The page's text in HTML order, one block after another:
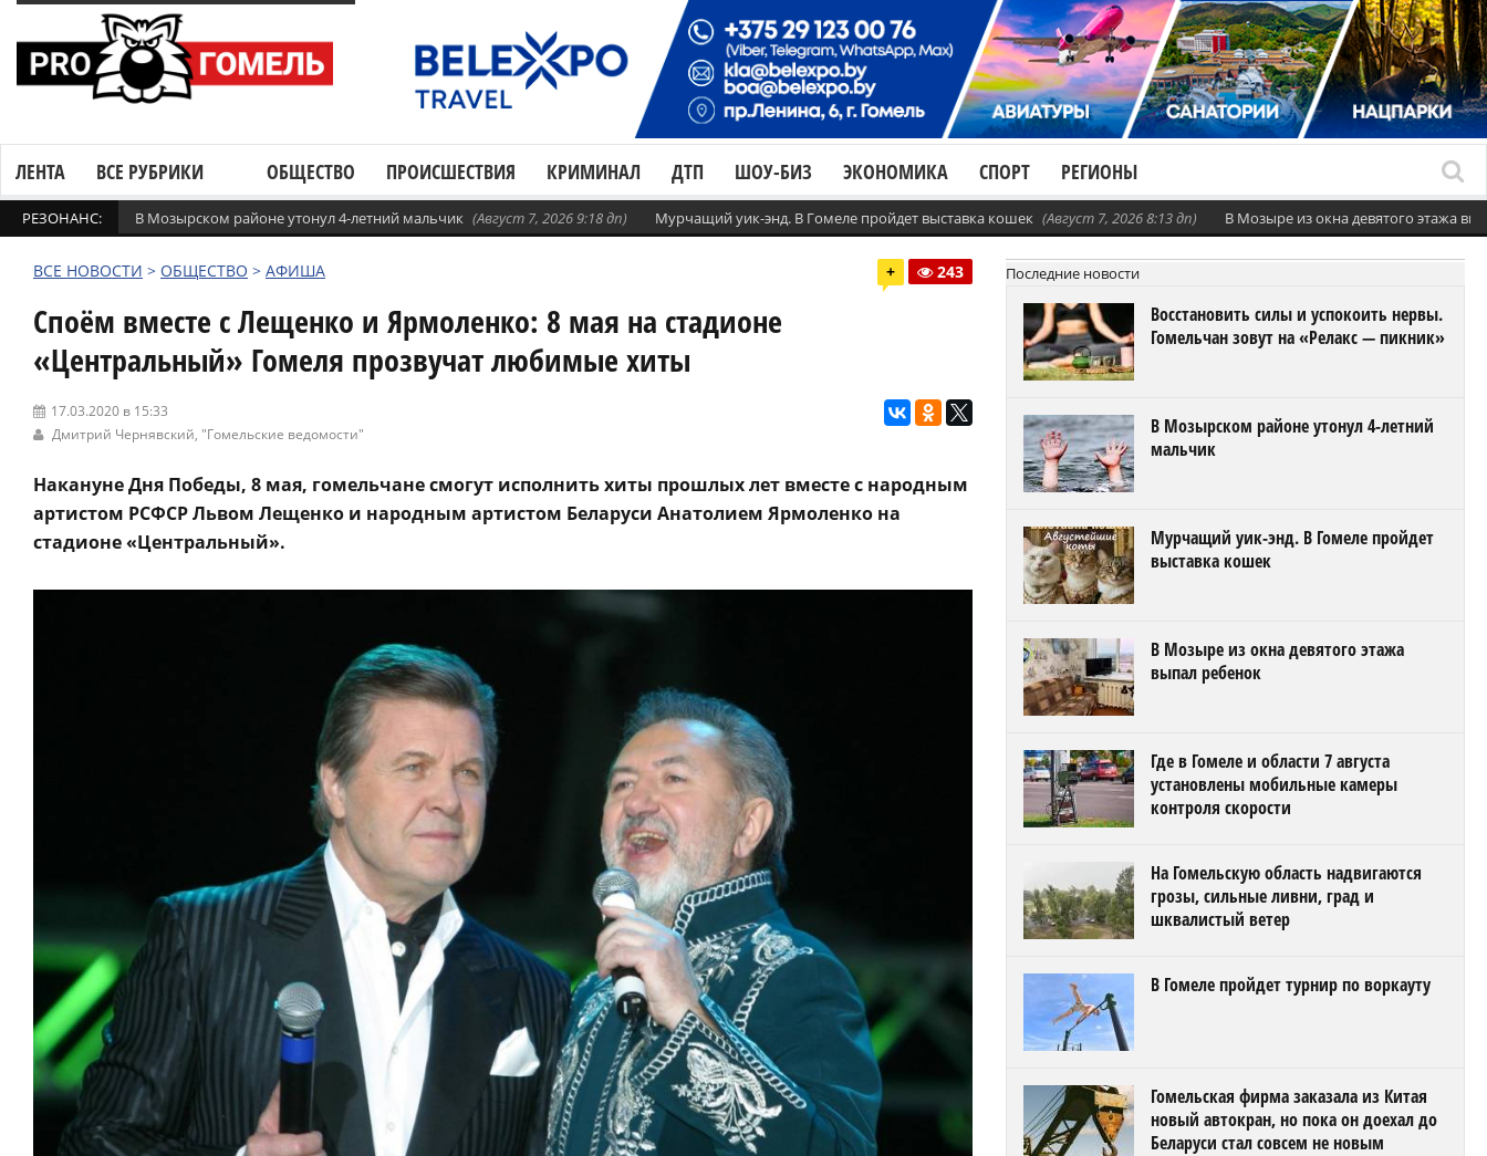
ЛЕНТА ВСЕ РУБРИКИ ОБЩЕСТВО ПРОИСШЕСТВИЯ КРИМИНАЛ ДТП ШОУ-БИЗ ЭКОНОМИКА СПОРТ РЕГИОНЫ
РЕЗОНАНС: В Мозырском районе утонул 4-летний мальчик (Август 7, 2026 9:18 дп) Мурчащий уик-энд. В Гомеле пройдет выставка кошек (Август 7, 2026 8:13 дп) В Мозыре из окна девятого этажа
ВСЕ НОВОСТИ > ОБЩЕСТВО > АФИША + 243
Споём вместе с Лещенко и Ярмоленко: 8 мая на стадионе
«Центральный» Гомеля прозвучат любимые хиты
17.03.2020 в 15:33
Дмитрий Чернявский, "Гомельские ведомости"
Накануне Дня Победы, 8 мая, гомельчане смогут исполнить хиты прошлых лет вместе с народным
артистом РСФСР Львом Лещенко и народным артистом Беларуси Анатолием Ярмоленко на
стадионе «Центральный».
Последние новости
Восстановить силы и успокоить нервы.
Гомельчан зовут на «Релакс — пикник»
В Мозырском районе утонул 4-летний
мальчик
Мурчащий уик-энд. В Гомеле пройдет
выставка кошек
В Мозыре из окна девятого этажа
выпал ребенок
Где в Гомеле и области 7 августа
установлены мобильные камеры
контроля скорости
На Гомельскую область надвигаются
грозы, сильные ливни, град и
шквалистый ветер
В Гомеле пройдет турнир по воркауту
Гомельская фирма заказала из Китая
новый автокран, но пока он доехал до
Беларуси стал совсем не новым